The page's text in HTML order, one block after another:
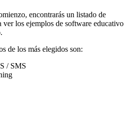
encontrarás un listado de
ver los ejemplos de software educativo
de los más elegidos son:
/ SMS